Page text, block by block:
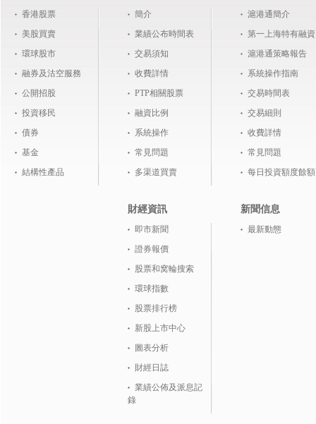
香港股票
美股買賣
環球股市
融券及沽空服務
公開招股
投資移民
債券
基金
結構性產品
簡介
業績公布時間表
交易須知
收費詳情
PTP相關股票
融資比例
系統操作
常見問題
多渠道買賣
財經資訊
即市新聞
證券報價
股票和窝輪搜索
環球指數
股票排行榜
新股上市中心
圖表分析
財經日誌
業績公佈及派息記
錄
滬港通簡介
第一上海特有融資
滬港通策略報告
系統操作指南
交易時間表
交易細則
收費詳情
常見問題
每日投資額度餘額
新聞信息
最新動態